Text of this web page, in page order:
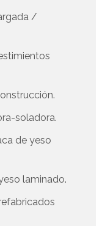
/
soladora.
de yeso
laminado.